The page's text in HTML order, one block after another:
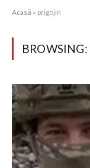
Acasă » prigojin
BROWSING: